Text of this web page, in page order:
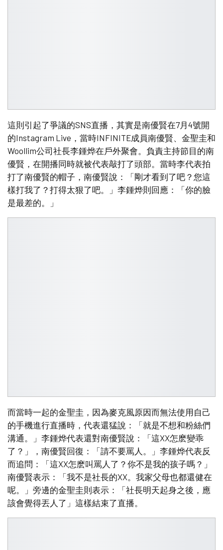
這則引起了爭議的SNS直播，其實是南優賢在7月4號開
的Instagram Live，當時INFINITE成員南優賢、金聖圭和
Woollim公司社長李鍾烨在戶外聚會。負責主持節目的南
優賢，在開播同時就被代表敲打了頭部。當時李代表拍
打了南優賢的帽子，南優賢說：「剛才看到了吧？您這
樣打我了？打得太狠了吧。」李鍾烨則回應：「你的臉
是最差的。」
而當時一起的金聖圭，因為麥克風原因而無法使用自己
的手機進行直播時，代表還猛說：「就是不想和粉絲們
溝通。」李鍾烨代表還對南優賢說：「這XX怎麽變乖
了？」，南優賢回復：「請不要罵人。」李鍾烨代表反
而追問：「這XX怎麽叫罵人了？你不是我的孩子嗎？」
南優賢表示：「我不是社長的XX。我家父母也都還健在
呢。」旁邊的金聖圭則表示：「社長明天起身之後，應
該會覺得丟人了」這樣結束了直播。